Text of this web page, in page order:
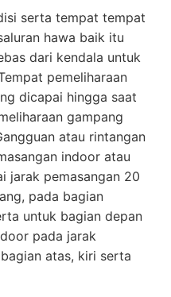
serta tempat tempat
hawa baik itu
dari kendala untuk
pemeliharaan
dicapai hingga saat
gampang
atau rintangan
indoor atau
jarak pemasangan 20
pada bagian
untuk bagian depan
pada jarak
atas, kiri serta